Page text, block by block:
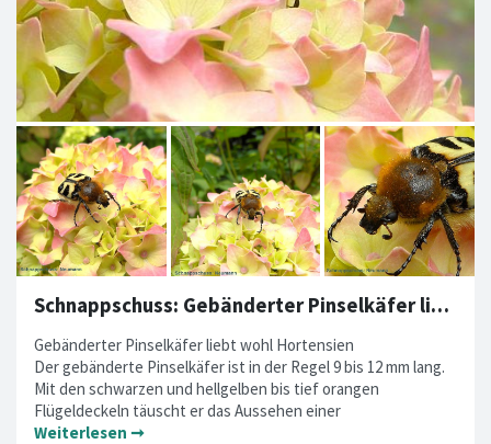
Schnappschuss: Gebänderter Pinselkäfer liebt wohl Hortensien
Gebänderter Pinselkäfer liebt wohl Hortensien
Der gebänderte Pinselkäfer ist in der Regel 9 bis 12 mm lang.
Mit den schwarzen und hellgelben bis tief orangen
Flügeldeckeln täuscht er das Aussehen einer
Weiterlesen ➞